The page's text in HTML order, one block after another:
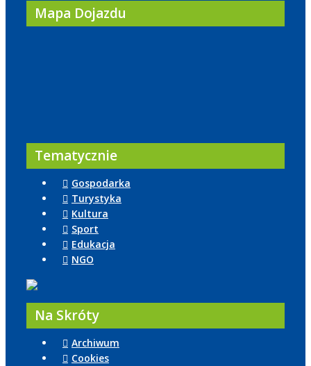
Mapa Dojazdu
Tematycznie
Gospodarka
Turystyka
Kultura
Sport
Edukacja
NGO
Na Skróty
Archiwum
Cookies